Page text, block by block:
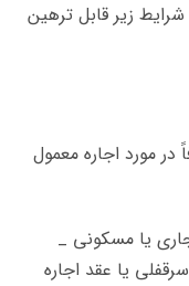
زیر قابل ترهین
در مورد اجاره معمول
یا مسکونی _
یا عقد اجاره